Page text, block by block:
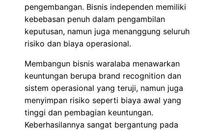
pengembangan. Bisnis independen memiliki
kebebasan penuh dalam pengambilan
keputusan, namun juga menanggung seluruh
risiko dan biaya operasional.
Membangun bisnis waralaba menawarkan
keuntungan berupa brand recognition dan
sistem operasional yang teruji, namun juga
menyimpan risiko seperti biaya awal yang
tinggi dan pembagian keuntungan.
Keberhasilannya sangat bergantung pada